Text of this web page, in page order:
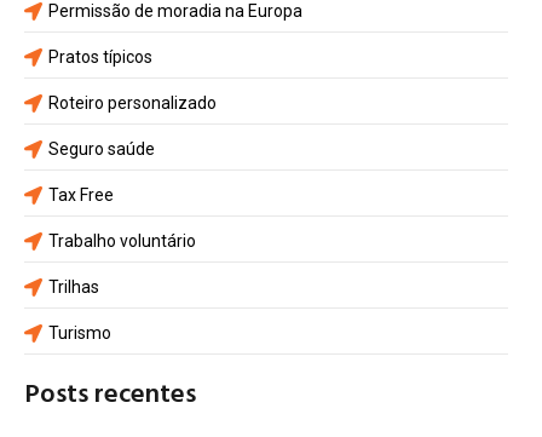
Permissão de moradia na Europa
Pratos típicos
Roteiro personalizado
Seguro saúde
Tax Free
Trabalho voluntário
Trilhas
Turismo
Posts recentes